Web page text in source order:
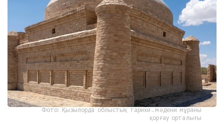
Фото: Қызылорда облыстық тарихи-мәдени мұраны
қорғау орталығы